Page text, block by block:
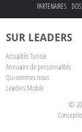
PARTENAIRES
SUR LEADERS
Actualités Tunisie
Annuaire de personnalités
Qui sommes nous
Leaders Mobile
©